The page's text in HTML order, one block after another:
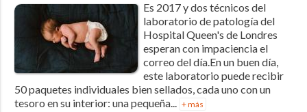
Es 2017 y dos técnicos del
laboratorio de patología del
Hospital Queen's de Londres
esperan con impaciencia el
correo del día.En un buen día,
este laboratorio puede recibir
50 paquetes individuales bien sellados, cada uno con un
tesoro en su interior: una pequeña... + más